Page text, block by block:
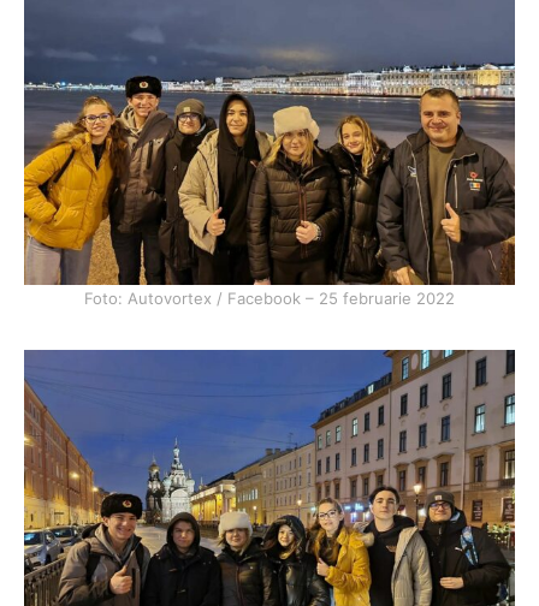
Foto: Autovortex / Facebook – 25 februarie 2022